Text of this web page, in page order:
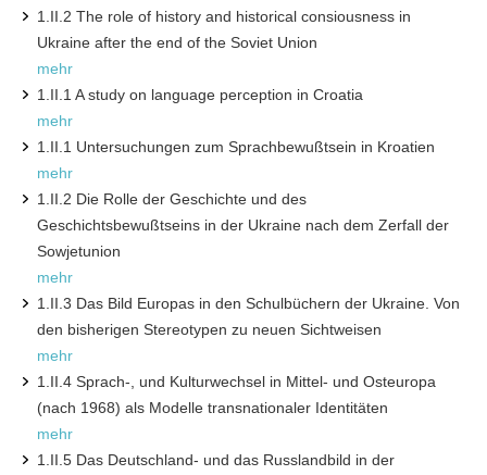
1.II.2 The role of history and historical consiousness in
Ukraine after the end of the Soviet Union
mehr
1.II.1 A study on language perception in Croatia
mehr
1.II.1 Untersuchungen zum Sprachbewußtsein in Kroatien
mehr
1.II.2 Die Rolle der Geschichte und des
Geschichtsbewußtseins in der Ukraine nach dem Zerfall der
Sowjetunion
mehr
1.II.3 Das Bild Europas in den Schulbüchern der Ukraine. Von
den bisherigen Stereotypen zu neuen Sichtweisen
mehr
1.II.4 Sprach-, und Kulturwechsel in Mittel- und Osteuropa
(nach 1968) als Modelle transnationaler Identitäten
mehr
1.II.5 Das Deutschland- und das Russlandbild in der